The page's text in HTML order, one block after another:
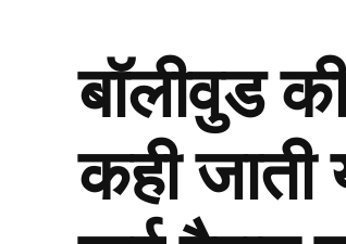
बॉलीवुड
कही जाती